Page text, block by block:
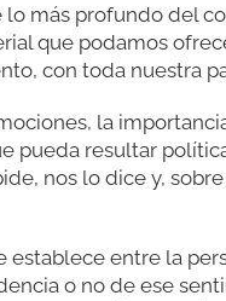
más profundo del
que podamos
con toda nuestra
la
pueda resultar
nos lo dice y,
entre la
o no de ese